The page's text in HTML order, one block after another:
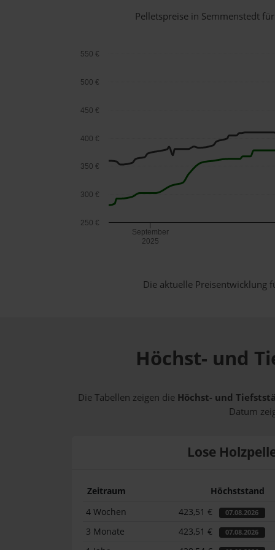
Pelletspreise in Semmenstedt
September
2025
250 €
300 €
350 €
400 €
450 €
500 €
550 €
Die aktuelle Preisentwicklung
Höchst- und
Die Tabellen zeigen die Höchst- und
Datum
Lose
Zeitraum Höchststand
4 Wochen
423,51 € 07.08.2026
3 Monate 423,51 € 07.08.2026